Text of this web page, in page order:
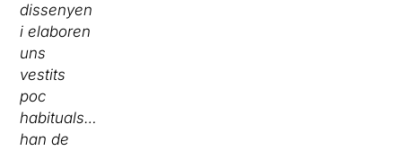
dissenyen
i elaboren
uns
vestits
poc
habituals…
han de